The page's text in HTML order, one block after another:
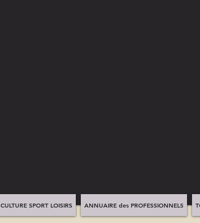
CULTURE SPORT LOISIRS ANNUAIRE des PROFESSIONNELS